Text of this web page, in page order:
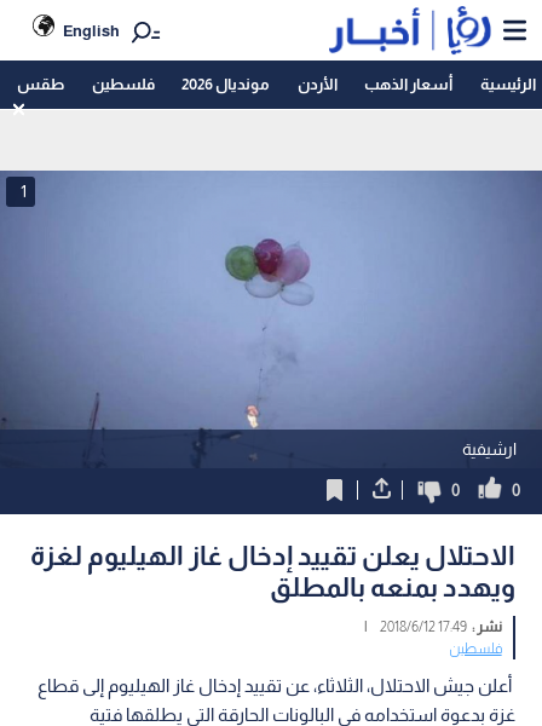
English
الرئيسية أسعار الذهب الأردن مونديال 2026 فلسطين طقس
ارشيفية
1
0
0
الاحتلال يعلن تقييد إدخال غاز الهيليوم لغزة
ويهدد بمنعه بالمطلق
نشر :17:49 2018/6/12
|
فلسطين
أعلن جيش الاحتلال، الثلاثاء، عن تقييد إدخال غاز الهيليوم إلى قطاع
غزة بدعوة استخدامه في البالونات الحارقة التي يطلقها فتية